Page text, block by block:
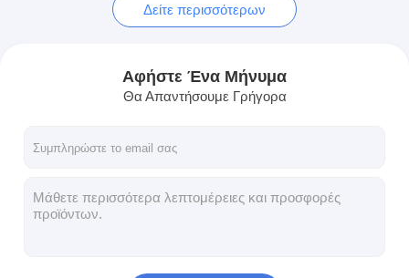
Μηχανή τοποθέτησης σε στρώματα εξώθησης
πλαστική μηχανή ελασματοποίησης
Μηχανή ελασματοποίησης επιστρώματος
μηχάνημα επίστρωσης του χαρτιού
Δείτε περισσότερων
Αφήστε Ένα Μήνυμα
Θα Απαντήσουμε Γρήγορα